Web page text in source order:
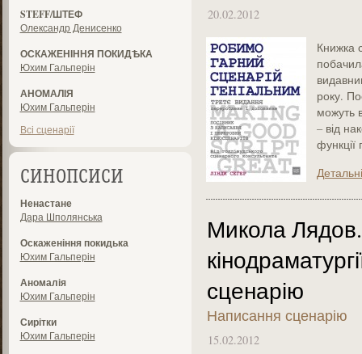
STEFF/ШТЕФ
Олександр Денисенко
ОСКАЖЕНІННЯ ПОКИДѢКА
Юхим Гальперін
АНОМАЛІЯ
Юхим Гальперін
Всі сценарії
СИНОПСИСИ
Ненастане
Дара Шполянська
Оскаженіння покидька
Юхим Гальперін
Аномалія
Юхим Гальперін
Сирітки
Юхим Гальперін
20.02.2012
Книжка
року.
можуть
– від
функції
Микола
сценарію
Написання сценарію
15.02.2012